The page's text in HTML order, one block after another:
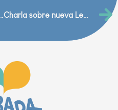
infantil del Clínico de Zaragoza se inician este junio Charla sobre nueva Ley 8/2021 por la que se reforma la legislación civil y procesal para el apoyo a las personas con discapacidad que, como regla general, deroga la incapacitación judicial